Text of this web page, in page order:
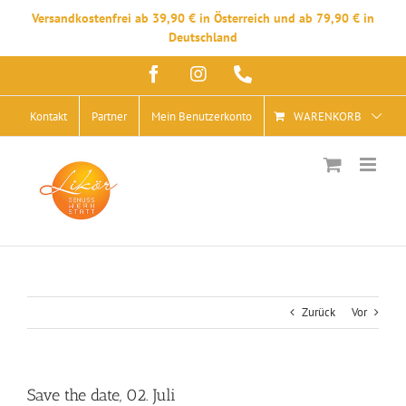
Versandkostenfrei ab 39,90 € in Österreich und ab 79,90 € in
Deutschland
springen
FacebookInstagram
Kontakt Partner Mein Benutzerkonto WARENKORB
Zurück Vor
Save the date, 02. Juli